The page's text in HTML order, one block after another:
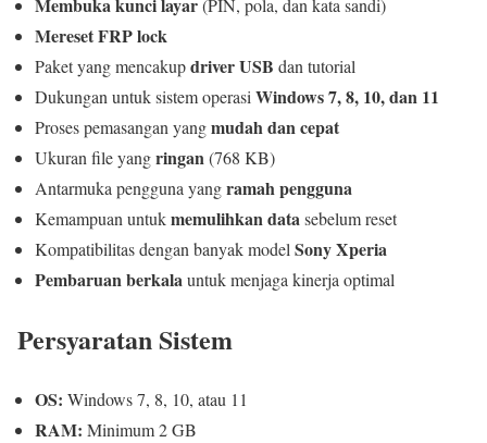
(PIN, pola, dan kata sandi)
Mereset FRP lock
Paket yang mencakupdriver USB dan tutorial
Dukungan untuk sistem operasi Windows 7, 8, 10, dan 11
Proses pemasangan yangmudah dan cepat
Ukuran file yangringan(768 KB)
Antarmuka pengguna yangramah pengguna
Kemampuan untukmemulihkan datasebelum reset
Kompatibilitas dengan banyak model Sony Xperia
Pembaruan berkalauntuk menjaga kinerja optimal
Persyaratan Sistem
OS: Windows 7, 8, 10, atau 11
RAM: Minimum 2 GB